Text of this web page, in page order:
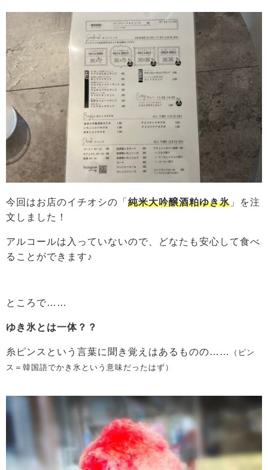
今回はお店のイチオシの「 純米大吟醸酒粕ゆき氷 」を注
文しました！
アルコールは入っていないので、どなたも安心して食べ
ることができます♪
ところで……
ゆき氷とは一体？？
糸ピンスという言葉に聞き覚えはあるものの……
（ピン
ス＝韓国語でかき氷という意味だったはず）